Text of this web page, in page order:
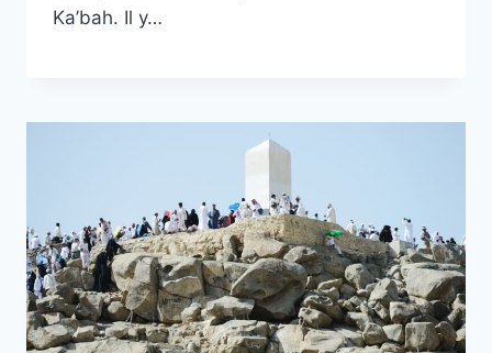
Ka’bah. Il y…